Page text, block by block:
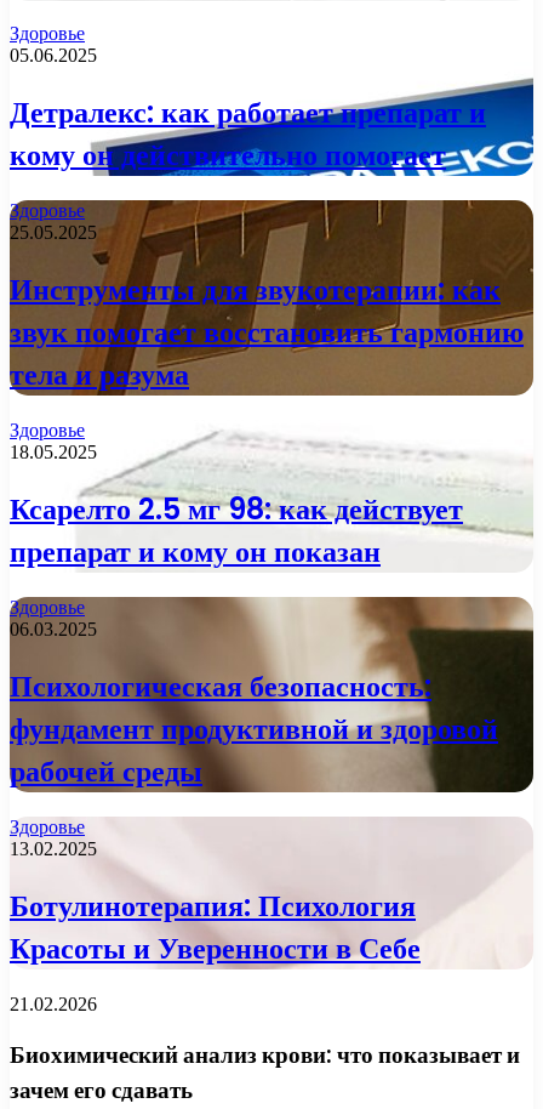
Здоровье
05.06.2025
Детралекс: как работает препарат и
кому он действительно помогает
Здоровье
25.05.2025
Инструменты для звукотерапии: как
звук помогает восстановить гармонию
тела и разума
Здоровье
18.05.2025
Ксарелто 2.5 мг 98: как действует
препарат и кому он показан
Здоровье
06.03.2025
Психологическая безопасность:
фундамент продуктивной и здоровой
рабочей среды
Здоровье
13.02.2025
Ботулинотерапия: Психология
Красоты и Уверенности в Себе
21.02.2026
Биохимический анализ крови: что показывает и
зачем его сдавать